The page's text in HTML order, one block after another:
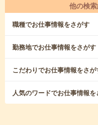
他の検
職種でお仕事情報をさがす
勤務地でお仕事情報をさがす
こだわりでお仕事情報をさが
人気のワードでお仕事情報を